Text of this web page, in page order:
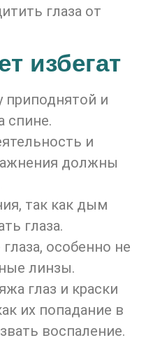
глаза от
избегат
приподнятой и
спине.
и
должны
так как дым
глаза.
особенно не
линзы.
глаз и краски
их попадание в
воспаление.